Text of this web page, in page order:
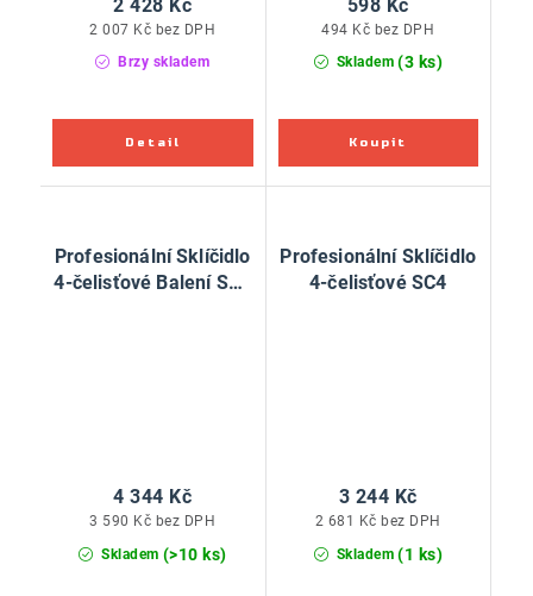
Brzy skladem
2 007 Kč bez DPH
2 428 Kč
Skladem (3 ks)
494 Kč bez DPH
598 Kč
Profesionální Sklíčidlo
4-čelisťové Balení SC4
Skladem (>10 ks)
3 590 Kč bez DPH
4 344 Kč
Profesionální Sklíčidlo
4-čelisťové SC4
Skladem (1 ks)
2 681 Kč bez DPH
3 244 Kč